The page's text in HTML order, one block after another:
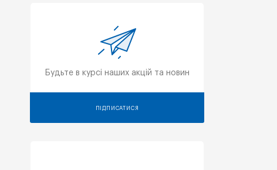
Будьте в курсі наших акцій та новин
ПІДПИСАТИСЯ